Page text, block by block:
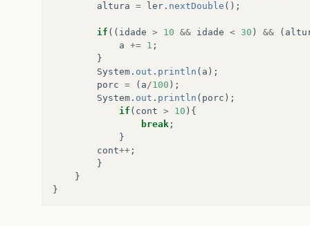
altura = ler . nextDouble ();
if (( idade > 10 && idade < 30 ) && (
a += 1 ;
}
System . out . println ( a );
porc = ( a/100 );
System . out . println ( porc );
if ( cont > 10 ){
break ;
}
cont++ ;
}
}
}